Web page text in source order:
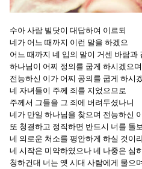
수아 사람 빌닷이 대답하여 이르되
네가 어느 때까지 이런 말을 하겠으
어느 때까지 네 입의 말이 거센 바람과
하나님이 어찌 정의를 굽게 하시겠으며
전능하신 이가 어찌 공의를 굽게 하시
네 자녀들이 주께 죄를 지었으므로
주께서 그들을 그 죄에 버려두셨나니
네가 만일 하나님을 찾으며 전능하신
또 청결하고 정직하면 반드시 너를 돌
네 의로운 처소를 평안하게 하실 것이
네 시작은 미약하였으나 네 나중은 심
청하건대 너는 옛 시대 사람에게 물으며